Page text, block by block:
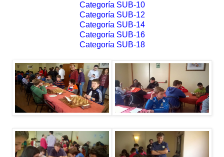
Categoría SUB-10
Categoría SUB-12
Categoría SUB-14
Categoría SUB-16
Categoría SUB-18